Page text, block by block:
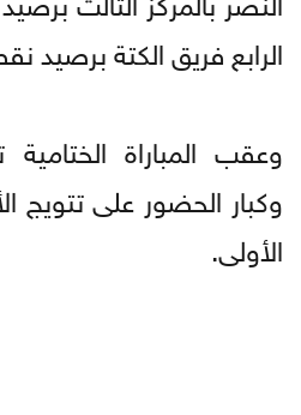
الرابع فريق الكتة برصيد
وعقب المباراة
وكبار الحضور على تتويج
الأولى.